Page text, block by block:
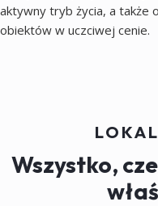
aktywny tryb życia, a także
obiektów w uczciwej cenie.
Wszystko,